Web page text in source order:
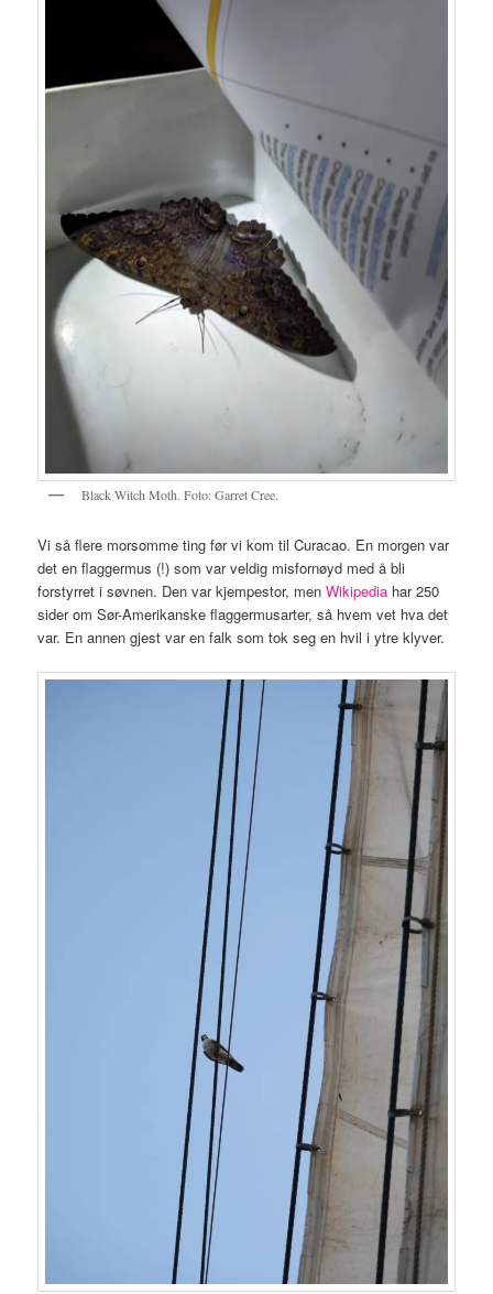
Black Witch Moth. Foto: Garret Cree.
Vi så flere morsomme ting før vi kom til Curacao. En morgen var
det en flaggermus (!) som var veldig misfornøyd med å bli
forstyrret i søvnen. Den var kjempestor, menWikipedia har 250
sider om Sør-Amerikanske flaggermusarter, så hvem vet hva det
var. En annen gjest var en falk som tok seg en hvil i ytre klyver.